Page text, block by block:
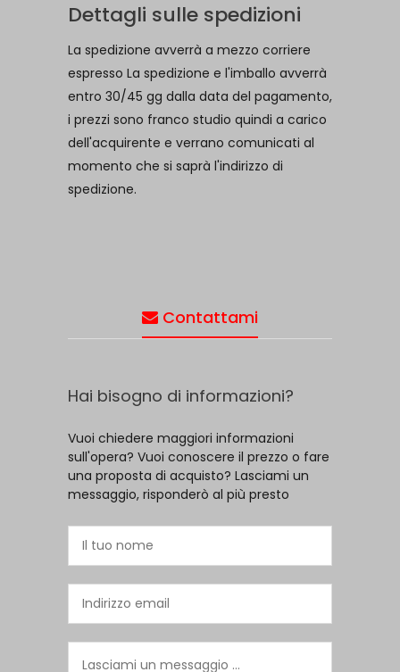
Dettagli sulle spedizioni
La spedizione avverrà a mezzo corriere
espresso La spedizione e l'imballo avverrà
entro 30/45 gg dalla data del pagamento,
i prezzi sono franco studio quindi a carico
dell'acquirente e verrano comunicati al
momento che si saprà l'indirizzo di
spedizione.
Contattami
Hai bisogno di informazioni?
Vuoi chiedere maggiori informazioni
sull'opera? Vuoi conoscere il prezzo o fare
una proposta di acquisto? Lasciami un
messaggio, risponderò al più presto